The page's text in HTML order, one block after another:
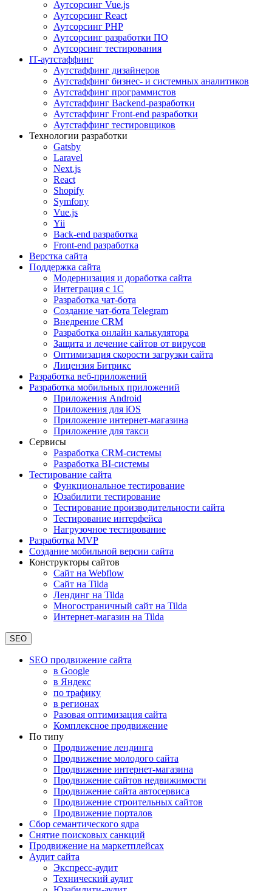
Аутсорсинг Vue.js
Аутсорсинг React
Аутсорсинг PHP
Аутсорсинг разработки ПО
Аутсорсинг тестирования
IT-аутстаффинг
Аутстаффинг дизайнеров
Аутстаффинг бизнес- и системных аналитиков
Аутстаффинг программистов
Аутстаффинг Backend-разработки
Аутстаффинг Front-end разработки
Аутстаффинг тестировщиков
Технологии разработки
Gatsby
Laravel
Next.js
React
Shopify
Symfony
Vue.js
Yii
Back-end разработка
Front-end разработка
Верстка сайта
Поддержка сайта
Модернизация и доработка сайта
Интеграция с 1С
Разработка чат-бота
Cоздание чат-бота Telegram
Внедрение CRM
Разработка онлайн калькулятора
Защита и лечение сайтов от вирусов
Оптимизация скорости загрузки сайта
Лицензия Битрикс
Разработка веб-приложений
Разработка мобильных приложений
Приложения Android
Приложения для iOS
Приложение интернет-магазина
Приложение для такси
Сервисы
Разработка CRM-системы
Разработка BI-системы
Тестирование сайта
Функциональное тестирование
Юзабилити тестирование
Тестирование производительности сайта
Тестирование интерфейса
Нагрузочное тестирование
Разработка MVP
Создание мобильной версии сайта
Конструкторы сайтов
Сайт на Webflow
Сайт на Tilda
Лендинг на Tilda
Многостраничный сайт на Tilda
Интернет-магазин на Tilda
SEO
SEO продвижение сайта
в Google
в Яндекс
по трафику
в регионах
Разовая оптимизация сайта
Комплексное продвижение
По типу
Продвижение лендинга
Продвижение молодого сайта
Продвижение интернет-магазина
Продвижение сайтов недвижимости
Продвижение сайта автосервиса
Продвижение строительных сайтов
Продвижение порталов
Сбор семантического ядра
Снятие поисковых санкций
Продвижение на маркетплейсах
Аудит сайта
Экспресс-аудит
Технический аудит